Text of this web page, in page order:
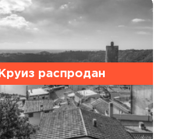
Круиз распродан